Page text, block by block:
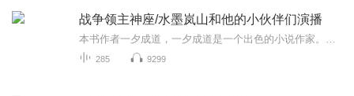
战争领主神座/水墨岚山和他的小伙伴们演播
285 9299